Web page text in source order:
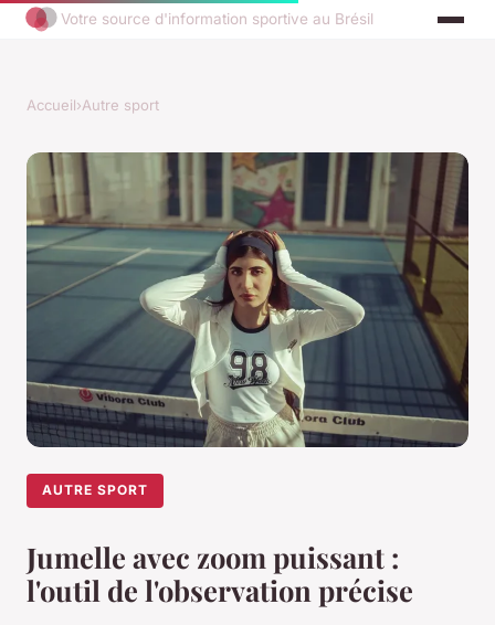
Votre source d'information sportive au Brésil
Accueil›Autre sport
AUTRE SPORT
Jumelle avec zoom puissant :
l'outil de l'observation précise